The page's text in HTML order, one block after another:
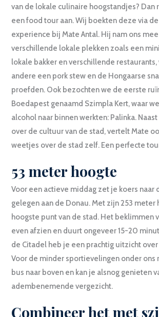
van de lokale culinaire hoogstandjes? Dan
een food tour aan. Wij boekten deze via
experience bij Mate Antal. Hij nam ons
verschillende lokale plekken zoals een
lokale bakker en verschillende
andere een pork stew en de Hongaarse
proefden. Ook bezochten we de eerste
Boedapest genaamd Szimpla Kert, waar
alcohol naar binnen werkten: Palinka.
over de cultuur van de stad, vertelt Mate
weetjes over de stad zelf. Een perfecte
53 meter hoogte
Voor een actieve middag zet je koers naar
gelegen aan de Donau. Met zijn 253 meter
hoogste punt van de stad. Het beklimmen
even afzien en duurt ongeveer 15-20
de Citadel heb je een prachtig uitzicht
Voor de minder sportievelingen onder ons
bus naar boven en kan je alsnog genieten
adembenemende vergezicht.
Combineer het met